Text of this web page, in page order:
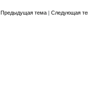
Предыдущая тема| Следующая